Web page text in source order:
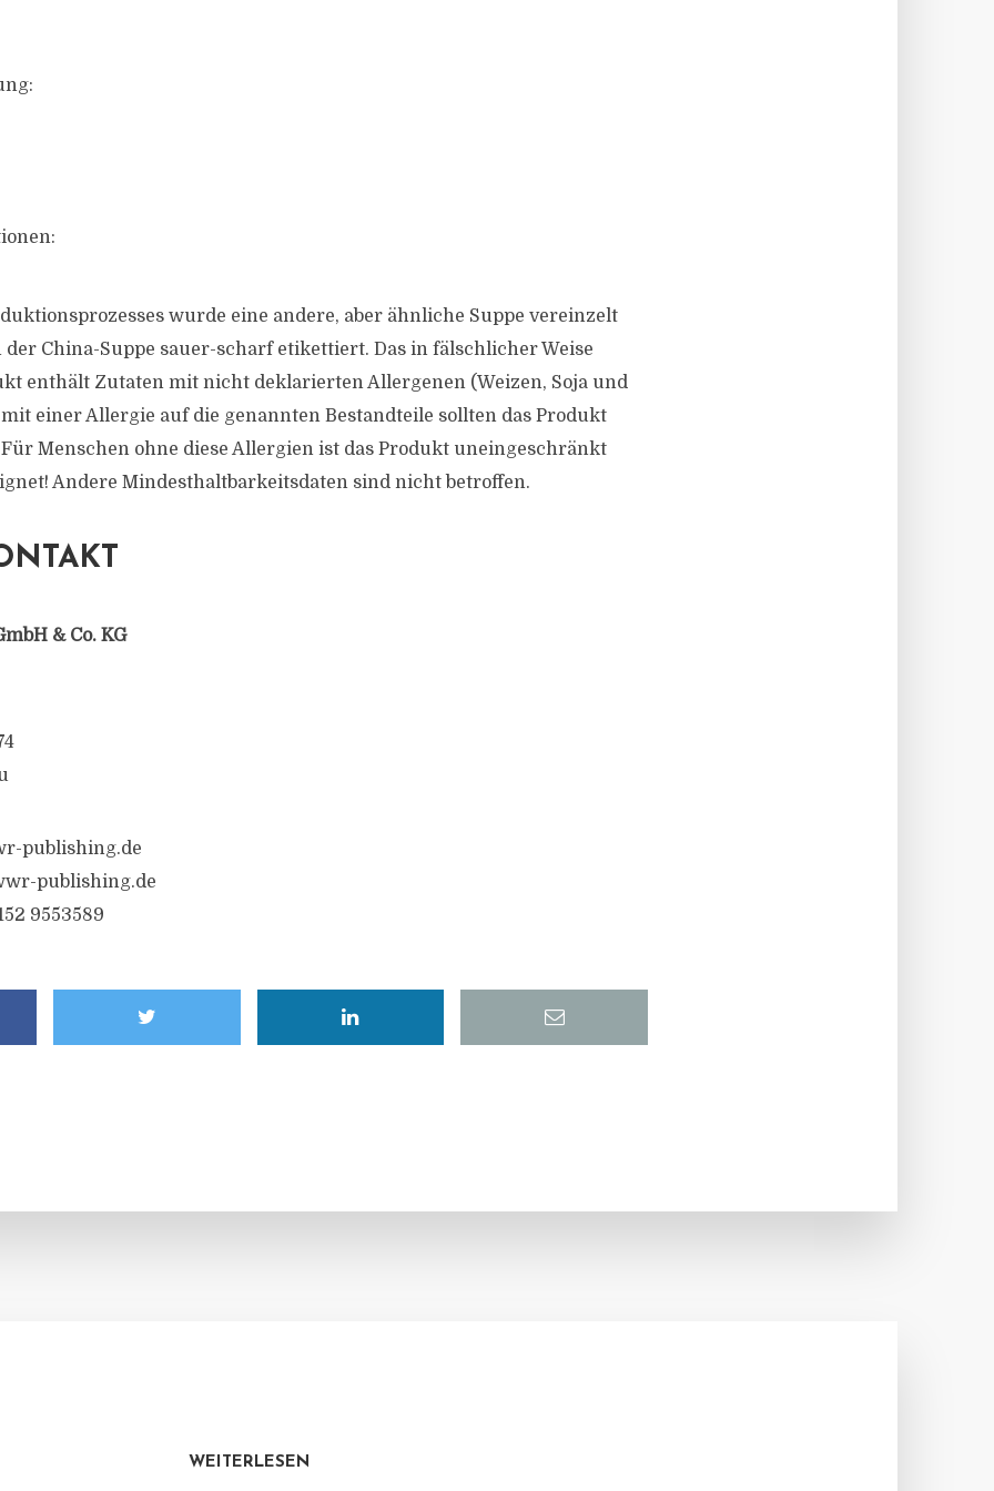
wurde eine andere, aber ähnliche Suppe vereinzelt
China-Suppe sauer-scharf etikettiert. Das in fälschlicher Weise
enthält Zutaten mit nicht deklarierten Allergenen (Weizen, Soja und
einer Allergie auf die genannten Bestandteile sollten das Produkt
Menschen ohne diese Allergien ist das Produkt uneingeschränkt
Andere Mindesthaltbarkeitsdaten sind nicht betroffen.
& Co. KG
publishing.de
publishing.de
9553589
WEITERLESEN